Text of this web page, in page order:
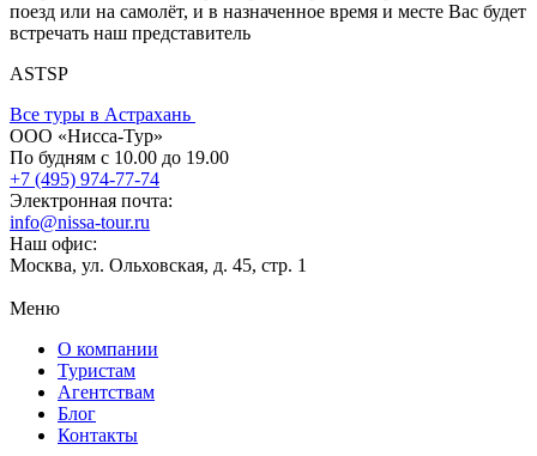
поезд или на самолёт, и в назначенное время и месте Вас будет
встречать наш представитель
ASTSP
Все туры в Астрахань
ООО «Нисса-Тур»
По будням с 10.00 до 19.00
+7 (495) 974-77-74
Электронная почта:
info@nissa-tour.ru
Наш офис:
Москва, ул. Ольховская, д. 45, стр. 1
Меню
О компании
Туристам
Агентствам
Блог
Контакты